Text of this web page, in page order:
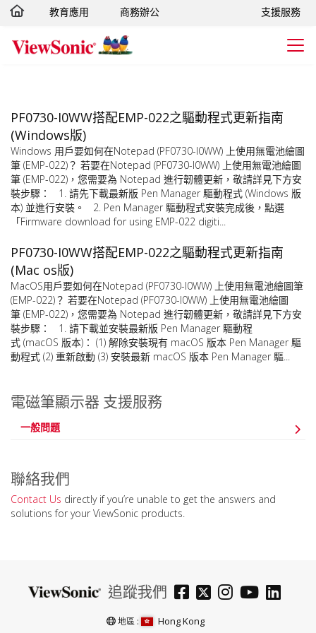
轉跳至主要內容
教育應用 商務辦公 支援服務
PF0730-I0WW搭配EMP-022之驅動程式更新指南
(Windows版)
Windows 用戶要如何在Notepad (PF0730-I0WW) 上使用無電池繪圖
筆 (EMP-022)？ 若要在Notepad (PF0730-I0WW) 上使用無電池繪圖
筆 (EMP-022)，您需要為 Notepad 進行韌體更新，敬請詳見下方安
裝步驟： 1. 請先下載最新版 Pen Manager 驅動程式 (Windows 版
本) 並進行安裝。 2. Pen Manager 驅動程式安裝完成後，點選
「Firmware download for using EMP-022 digiti...
PF0730-I0WW搭配EMP-022之驅動程式更新指南
(Mac os版)
MacOS用戶要如何在Notepad (PF0730-I0WW) 上使用無電池繪圖筆
(EMP-022)？ 若要在Notepad (PF0730-I0WW) 上使用無電池繪圖
筆 (EMP-022)，您需要為 Notepad 進行韌體更新，敬請詳見下方安
裝步驟： 1. 請下載並安裝最新版 Pen Manager 驅動程
式 (macOS 版本)： (1) 解除安裝現有 macOS 版本 Pen Manager 驅
動程式 (2) 重新啟動 (3) 安裝最新 macOS 版本 Pen Manager 驅...
電磁筆顯示器 支援服務
一般問題
聯絡我們
Contact Us directly if you’re unable to get the answers and
solutions for your ViewSonic products.
追蹤我們
地區 : Hong Kong